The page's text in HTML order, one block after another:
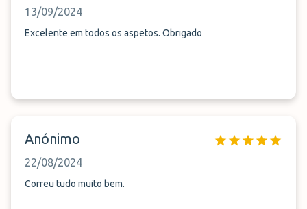
13/09/2024
Excelente em todos os aspetos. Obrigado
Anónimo
22/08/2024
Correu tudo muito bem.